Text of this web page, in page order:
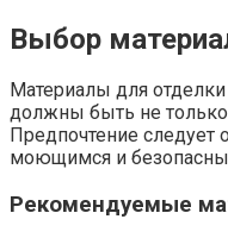
Выбор
Материалы для
должны быть не
Предпочтение следует
моющимся и
Рекомендуемые